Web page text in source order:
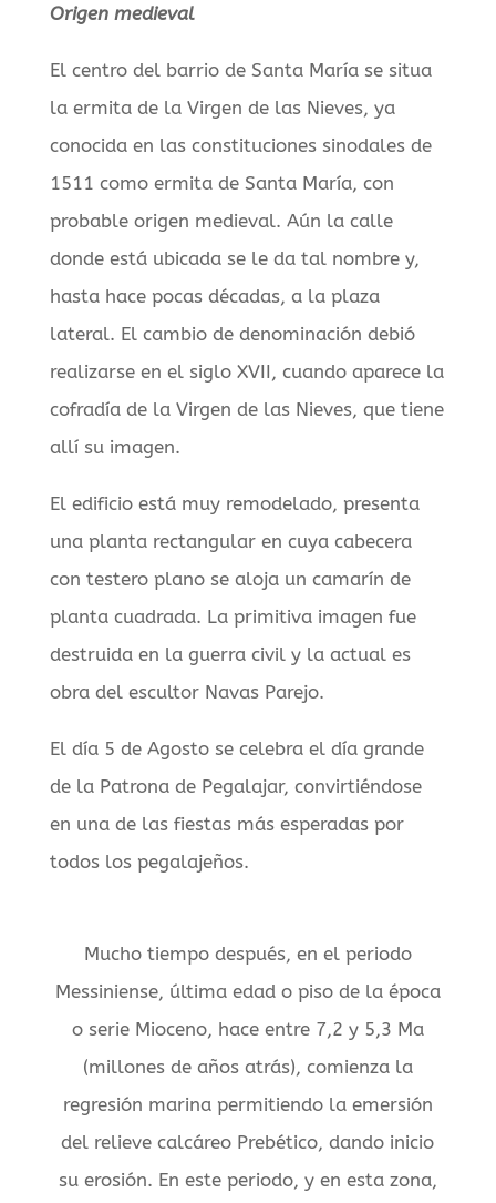
Origen medieval
El centro del barrio de Santa María se situa
la ermita de la Virgen de las Nieves, ya
conocida en las constituciones sinodales de
1511 como ermita de Santa María, con
probable origen medieval. Aún la calle
donde está ubicada se le da tal nombre y,
hasta hace pocas décadas, a la plaza
lateral. El cambio de denominación debió
realizarse en el siglo XVII, cuando aparece la
cofradía de la Virgen de las Nieves, que tiene
allí su imagen.
El edificio está muy remodelado, presenta
una planta rectangular en cuya cabecera
con testero plano se aloja un camarín de
planta cuadrada. La primitiva imagen fue
destruida en la guerra civil y la actual es
obra del escultor Navas Parejo.
El día 5 de Agosto se celebra el día grande
de la Patrona de Pegalajar, convirtiéndose
en una de las fiestas más esperadas por
todos los pegalajeños.
Mucho tiempo después, en el periodo
Messiniense, última edad o piso de la época
o serie Mioceno, hace entre 7,2 y 5,3 Ma
(millones de años atrás), comienza la
regresión marina permitiendo la emersión
del relieve calcáreo Prebético, dando inicio
su erosión. En este periodo, y en esta zona,